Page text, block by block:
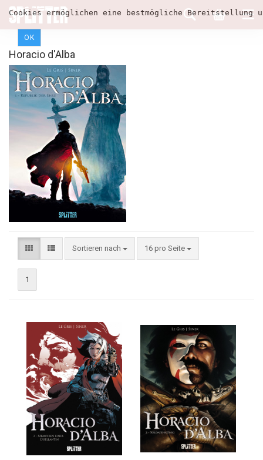
Cookies ermöglichen eine bestmögliche
OK
Horacio d'Alba
Sortieren nach 16 pro Seite
1